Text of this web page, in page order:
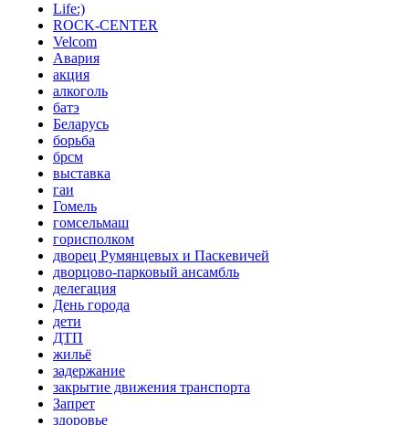
Life:)
ROCK-CENTER
Velcom
Авария
акция
алкоголь
батэ
Беларусь
борьба
брсм
выставка
гаи
Гомель
гомсельмаш
горисполком
дворец Румянцевых и Паскевичей
дворцово-парковый ансамбль
делегация
День города
дети
ДТП
жильё
задержание
закрытие движения транспорта
Запрет
здоровье